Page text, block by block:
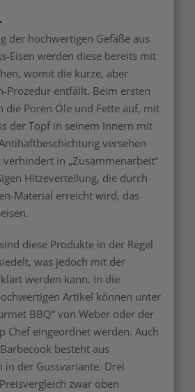
der hochwertigen Gefäße aus
Eisen werden diese bereits mit
womit die kurze, aber
Prozedur entfällt. Beim ersten
die Poren Öle und Fette auf, mit
der Topf in seinem Innern mit
versehen
in „Zusammenarbeit“
Hitzeverteilung, die durch
Material erreicht wird, das
diese Produkte in der Regel
was jedoch mit der
werden kann. In die
Artikel können unter
BBQ“ von Weber oder der
Chef eingeordnet werden. Auch
besteht aus
in der Gussvariante. Drei
zwar oben